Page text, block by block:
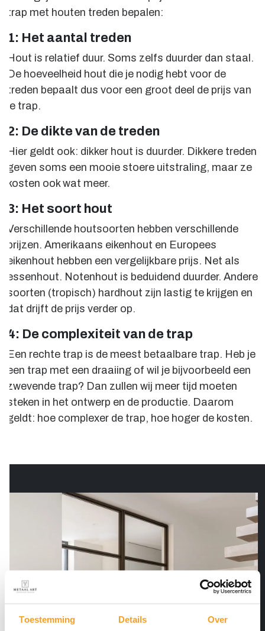
Toestemming Details Over
trap met houten treden bepalen:
1: Het aantal treden
Hout is relatief duur. Soms zelfs duurder dan staal.
De hoeveelheid hout die je nodig hebt voor de
treden bepaalt dus voor een groot deel de prijs van
je trap.
2: De dikte van de treden
Hier geldt ook: dikker hout is duurder. Dikkere treden
geven soms een mooie stoere uitstraling, maar ze
kosten ook wat meer.
3: Het soort hout
Verschillende houtsoorten hebben verschillende
prijzen. Amerikaans eikenhout en Europees
eikenhout hebben een vergelijkbare prijs. Net als
essenhout. Notenhout is beduidend duurder. Andere
soorten (tropisch) hardhout zijn lastig te krijgen en
dat drijft de prijs verder op.
4: De complexiteit van de trap
Een rechte trap is de meest betaalbare trap. Heb je
een trap met een draaiing of wil je bijvoorbeeld een
zwevende trap? Dan zullen wij meer tijd moeten
steken in het ontwerp en de productie. Daarom
geldt: hoe complexer de trap, hoe hoger de kosten.